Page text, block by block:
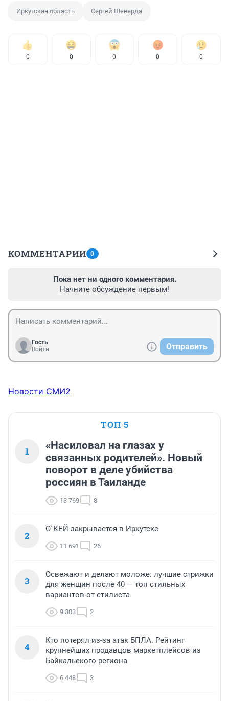
Иркутская область Сергей Шеверда
0 0 0 0 0
КОММЕНТАРИИ 0
Пока нет ни одного комментария.
Начните обсуждение первым!
Гость
Войти
Отправить
Новости СМИ2
ТОП 5
1
«Насиловал на глазах у
связанных родителей». Новый
поворот в деле убийства
россиян в Таиланде
13 769 8
2
О`КЕЙ закрывается в Иркутске
11 691 26
3
Освежают и делают моложе: лучшие стрижки
для женщин после 40 — топ стильных
вариантов от стилиста
9 303 2
4
Кто потерял из-за атак БПЛА. Рейтинг
крупнейших продавцов маркетплейсов из
Байкальского региона
6 448 3